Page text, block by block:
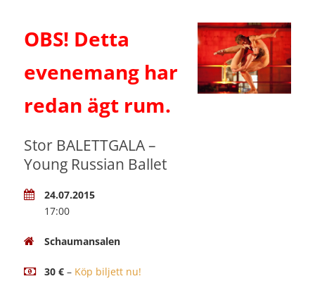
OBS! Detta
evenemang har
redan ägt rum.
Stor BALETTGALA –
Young Russian Ballet
24.07.2015
17:00
Schaumansalen
30 € – Köp biljett nu!